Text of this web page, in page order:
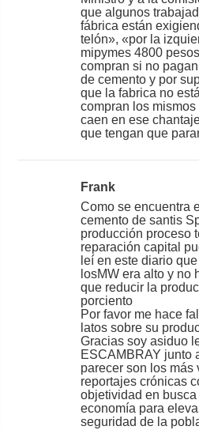
que algunos
fábrica están
telón», «por la
mipymes 4800
compran si no
de cemento y por
que la fabrica no
compran los
caen en ese
que tengan que
Frank
Como se encuentra
cemento de santis
producción proceso
reparación capital
leí en este diario
losMW era alto y no
que reducir la
porciento
Por favor me hace
latos sobre su
Gracias soy asiduo
ESCAMBRAY junto
parecer son los más
reportajes crónicas
objetividad en
economía para
seguridad de la